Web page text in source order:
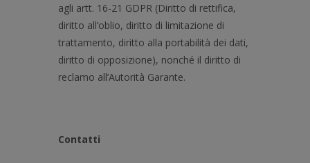
agli artt. 16-21 GDPR (Diritto di rettifica,
diritto all’oblio, diritto di limitazione di
trattamento, diritto alla portabilità dei dati,
diritto di opposizione), nonché il diritto di
reclamo all’Autorità Garante.
Contatti